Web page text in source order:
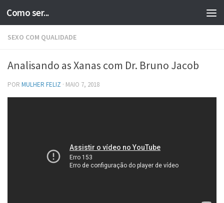
Skip to content
Como ser...
SEXO COM QUALIDADE
Analisando as Xanas com Dr. Bruno Jacob
POR MULHER FELIZ · MAIO 7, 2018